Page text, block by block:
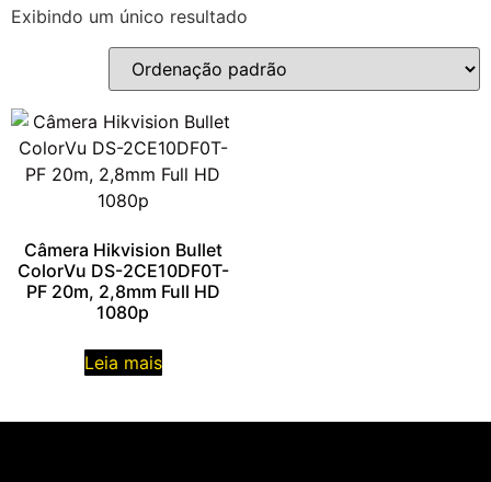
Exibindo um único resultado
Câmera Hikvision Bullet
ColorVu DS-2CE10DF0T-
PF 20m, 2,8mm Full HD
1080p
Leia mais